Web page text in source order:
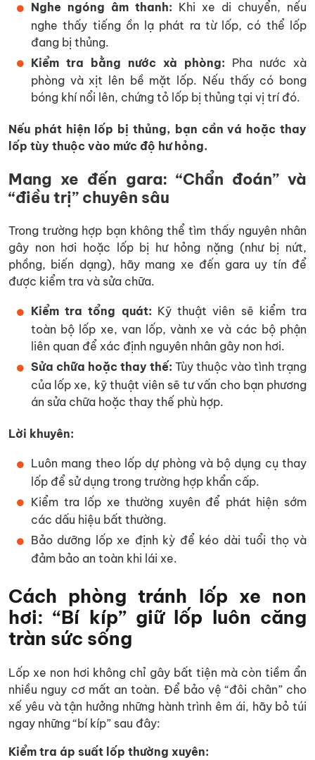
Nghe ngóng âm thanh: Khi xe di chuyển, nếu
nghe thấy tiếng ồn lạ phát ra từ lốp, có thể lốp
đang bị thủng.
Kiểm tra bằng nước xà phòng: Pha nước xà
phòng và xịt lên bề mặt lốp. Nếu thấy có bong
bóng khí nổi lên, chứng tỏ lốp bị thủng tại vị trí đó.
Nếu phát hiện lốp bị thủng, bạn cần vá hoặc thay
lốp tùy thuộc vào mức độ hư hỏng.
Mang xe đến gara: “Chẩn đoán” và
“điều trị” chuyên sâu
Trong trường hợp bạn không thể tìm thấy nguyên nhân
gây non hơi hoặc lốp bị hư hỏng nặng (như bị nứt,
phồng, biến dạng), hãy mang xe đến gara uy tín để
được kiểm tra và sửa chữa.
Kiểm tra tổng quát: Kỹ thuật viên sẽ kiểm tra
toàn bộ lốp xe, van lốp, vành xe và các bộ phận
liên quan để xác định nguyên nhân gây non hơi.
Sửa chữa hoặc thay thế: Tùy thuộc vào tình trạng
của lốp xe, kỹ thuật viên sẽ tư vấn cho bạn phương
án sửa chữa hoặc thay thế phù hợp.
Lời khuyên:
Luôn mang theo lốp dự phòng và bộ dụng cụ thay
lốp để sử dụng trong trường hợp khẩn cấp.
Kiểm tra lốp xe thường xuyên để phát hiện sớm
các dấu hiệu bất thường.
Bảo dưỡng lốp xe định kỳ để kéo dài tuổi thọ và
đảm bảo an toàn khi lái xe.
Cách phòng tránh lốp xe non
hơi: “Bí kíp” giữ lốp luôn căng
tràn sức sống
Lốp xe non hơi không chỉ gây bất tiện mà còn tiềm ẩn
nhiều nguy cơ mất an toàn. Để bảo vệ “đôi chân” cho
xế yêu và tận hưởng những hành trình êm ái, hãy bỏ túi
ngay những “bí kíp” sau đây:
Kiểm tra áp suất lốp thường xuyên: